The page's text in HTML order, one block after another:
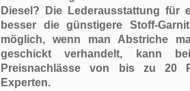
Diesel? Die Lederausstattung für
besser die günstigere Stoff-
möglich, wenn man Abstriche
geschickt verhandelt, kann
Preisnachlässe von bis zu 20
Experten.